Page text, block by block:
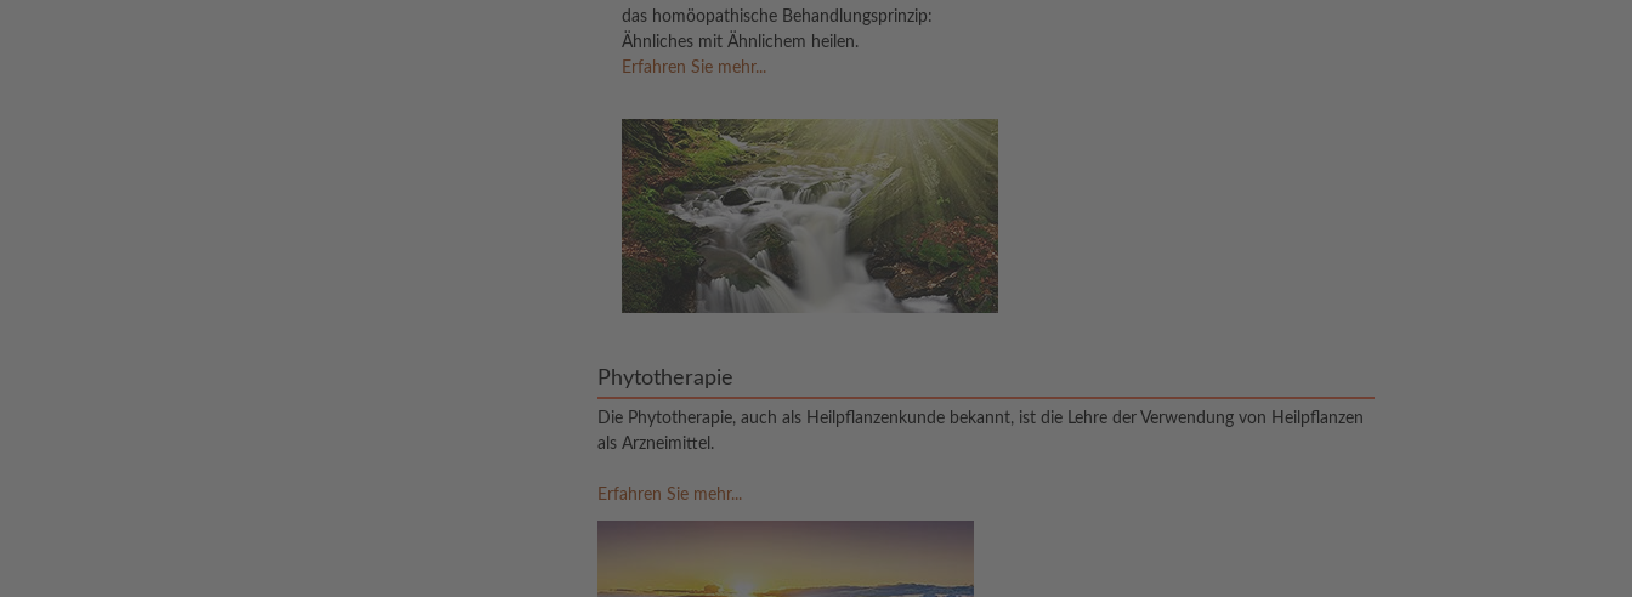
das homöopathische Behandlungsprinzip:
Ähnliches mit Ähnlichem heilen.
Erfahren Sie mehr...
Phytotherapie
Die Phytotherapie, auch als Heilpflanzenkunde bekannt, ist die Lehre der Verwendung von Heilpflanzen
als Arzneimittel.
Erfahren Sie mehr...